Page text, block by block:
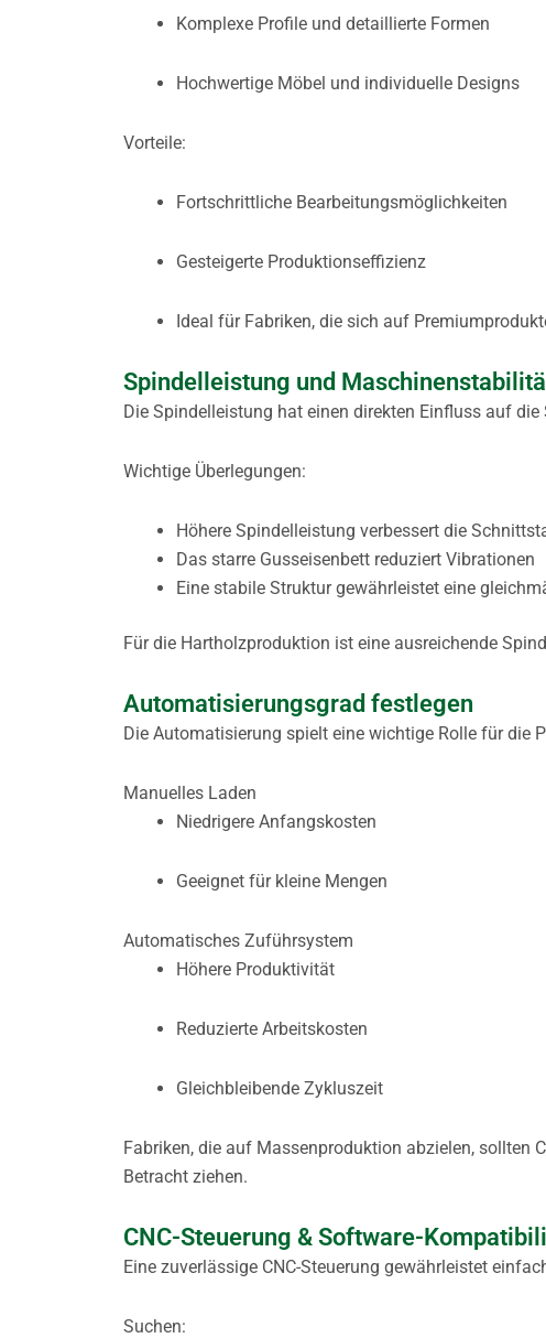
Komplexe Profile und detaillierte Formen
Hochwertige Möbel und individuelle Designs
Vorteile:
Fortschrittliche Bearbeitungsmöglichkeiten
Gesteigerte Produktionseffizienz
Ideal für Fabriken, die sich auf
Spindelleistung und
Die Spindelleistung hat einen direkten Einfluss auf
Wichtige Überlegungen:
Höhere Spindelleistung verbessert die
Das starre Gusseisenbett reduziert Vibrationen
Eine stabile Struktur gewährleistet eine
Für die Hartholzproduktion ist eine ausreichende
Automatisierungsgrad festlegen
Die Automatisierung spielt eine wichtige Rolle für die
Manuelles Laden
Niedrigere Anfangskosten
Geeignet für kleine Mengen
Automatisches Zuführsystem
Höhere Produktivität
Reduzierte Arbeitskosten
Gleichbleibende Zykluszeit
Fabriken, die auf Massenproduktion abzielen, sollten
Betracht ziehen.
CNC-Steuerung & Software-
Eine zuverlässige CNC-Steuerung gewährleistet
Suchen: